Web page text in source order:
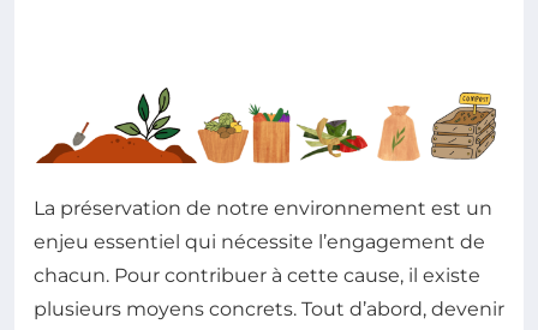
La préservation de notre environnement est un
enjeu essentiel qui nécessite l’engagement de
chacun. Pour contribuer à cette cause, il existe
plusieurs moyens concrets. Tout d’abord, devenir